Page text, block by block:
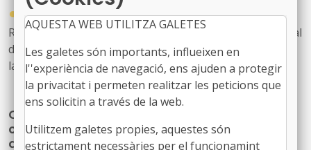
●
28/10/2025
Resolució de 17 d’octubre de 2025, de la Direcció General
de Treball, per la qual es publica la relació de festes
laborals per a l’any 2026
Cultura amplia fins als 1,8 milions d'euros la
convocatòria de subvencions per a festivals
de música d'alt interès cultural
AQUESTA WEB UTILITZA GALETES
Les galetes són importants, influeixen en
l''experiència de navegació, ens ajuden a protegir
la privacitat i permeten realitzar les peticions que
ens solicitin a través de la web.
Utilitzem galetes propies, aquestes són
estrictament necessàries per el funcionamint